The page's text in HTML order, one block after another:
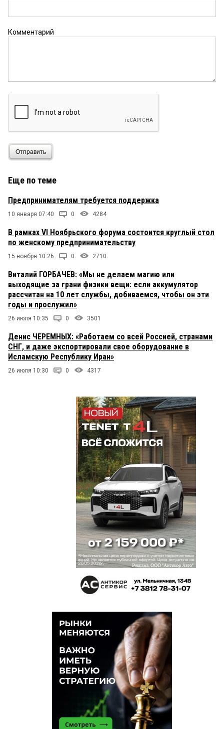
Комментарий
Отправить
Еще по теме
Предпринимателям требуется поддержка
10 января 07:40 0 4284
В рамках VI Ноябрьского форума состоится круглый стол
по женскому предпринимательству
15 ноября 10:26 0 2710
Виталий ГОРБАЧЕВ: «Мы не делаем магию или
выходящие за грани физики вещи: если аккумулятор
рассчитан на 10 лет службы, добиваемся, чтобы он эти
годы и прослужил»
26 июля 10:35 0 3501
Денис ЧЕРЕМНЫХ: «Работаем со всей Россией, странами
СНГ, и даже экспортировали свое оборудование в
Исламскую Республику Иран»
26 июля 10:30 0 4317